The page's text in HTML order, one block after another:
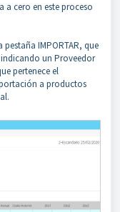
a cero en este proceso
IMPORTAR, que
un Proveedor
pertenece el
a productos